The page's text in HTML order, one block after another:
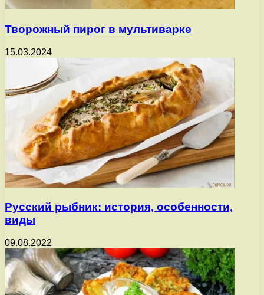
Творожный пирог в мультиварке
15.03.2024
Русский рыбник: история, особенности,
виды
09.08.2022